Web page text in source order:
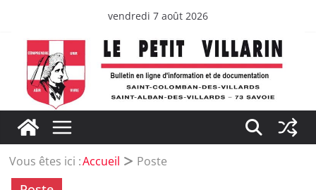
contenu
vendredi 7 août 2026
Vous êtes ici :Accueil Poste